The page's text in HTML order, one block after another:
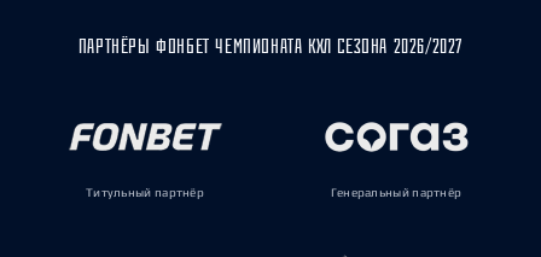
ПАРТНЁРЫ ФОНБЕТ ЧЕМПИОНАТА КХЛ СЕЗОНА 2026/2027
Титульный партнёр Генеральный партнёр